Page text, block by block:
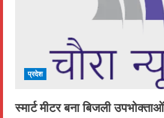
प्रदेश
स्मार्ट मीटर बना बिजली